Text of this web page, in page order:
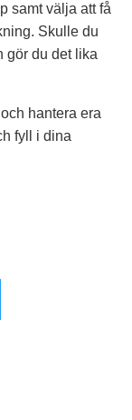
samt välja att få
Skulle du
gör du det lika
hantera era
fyll i dina